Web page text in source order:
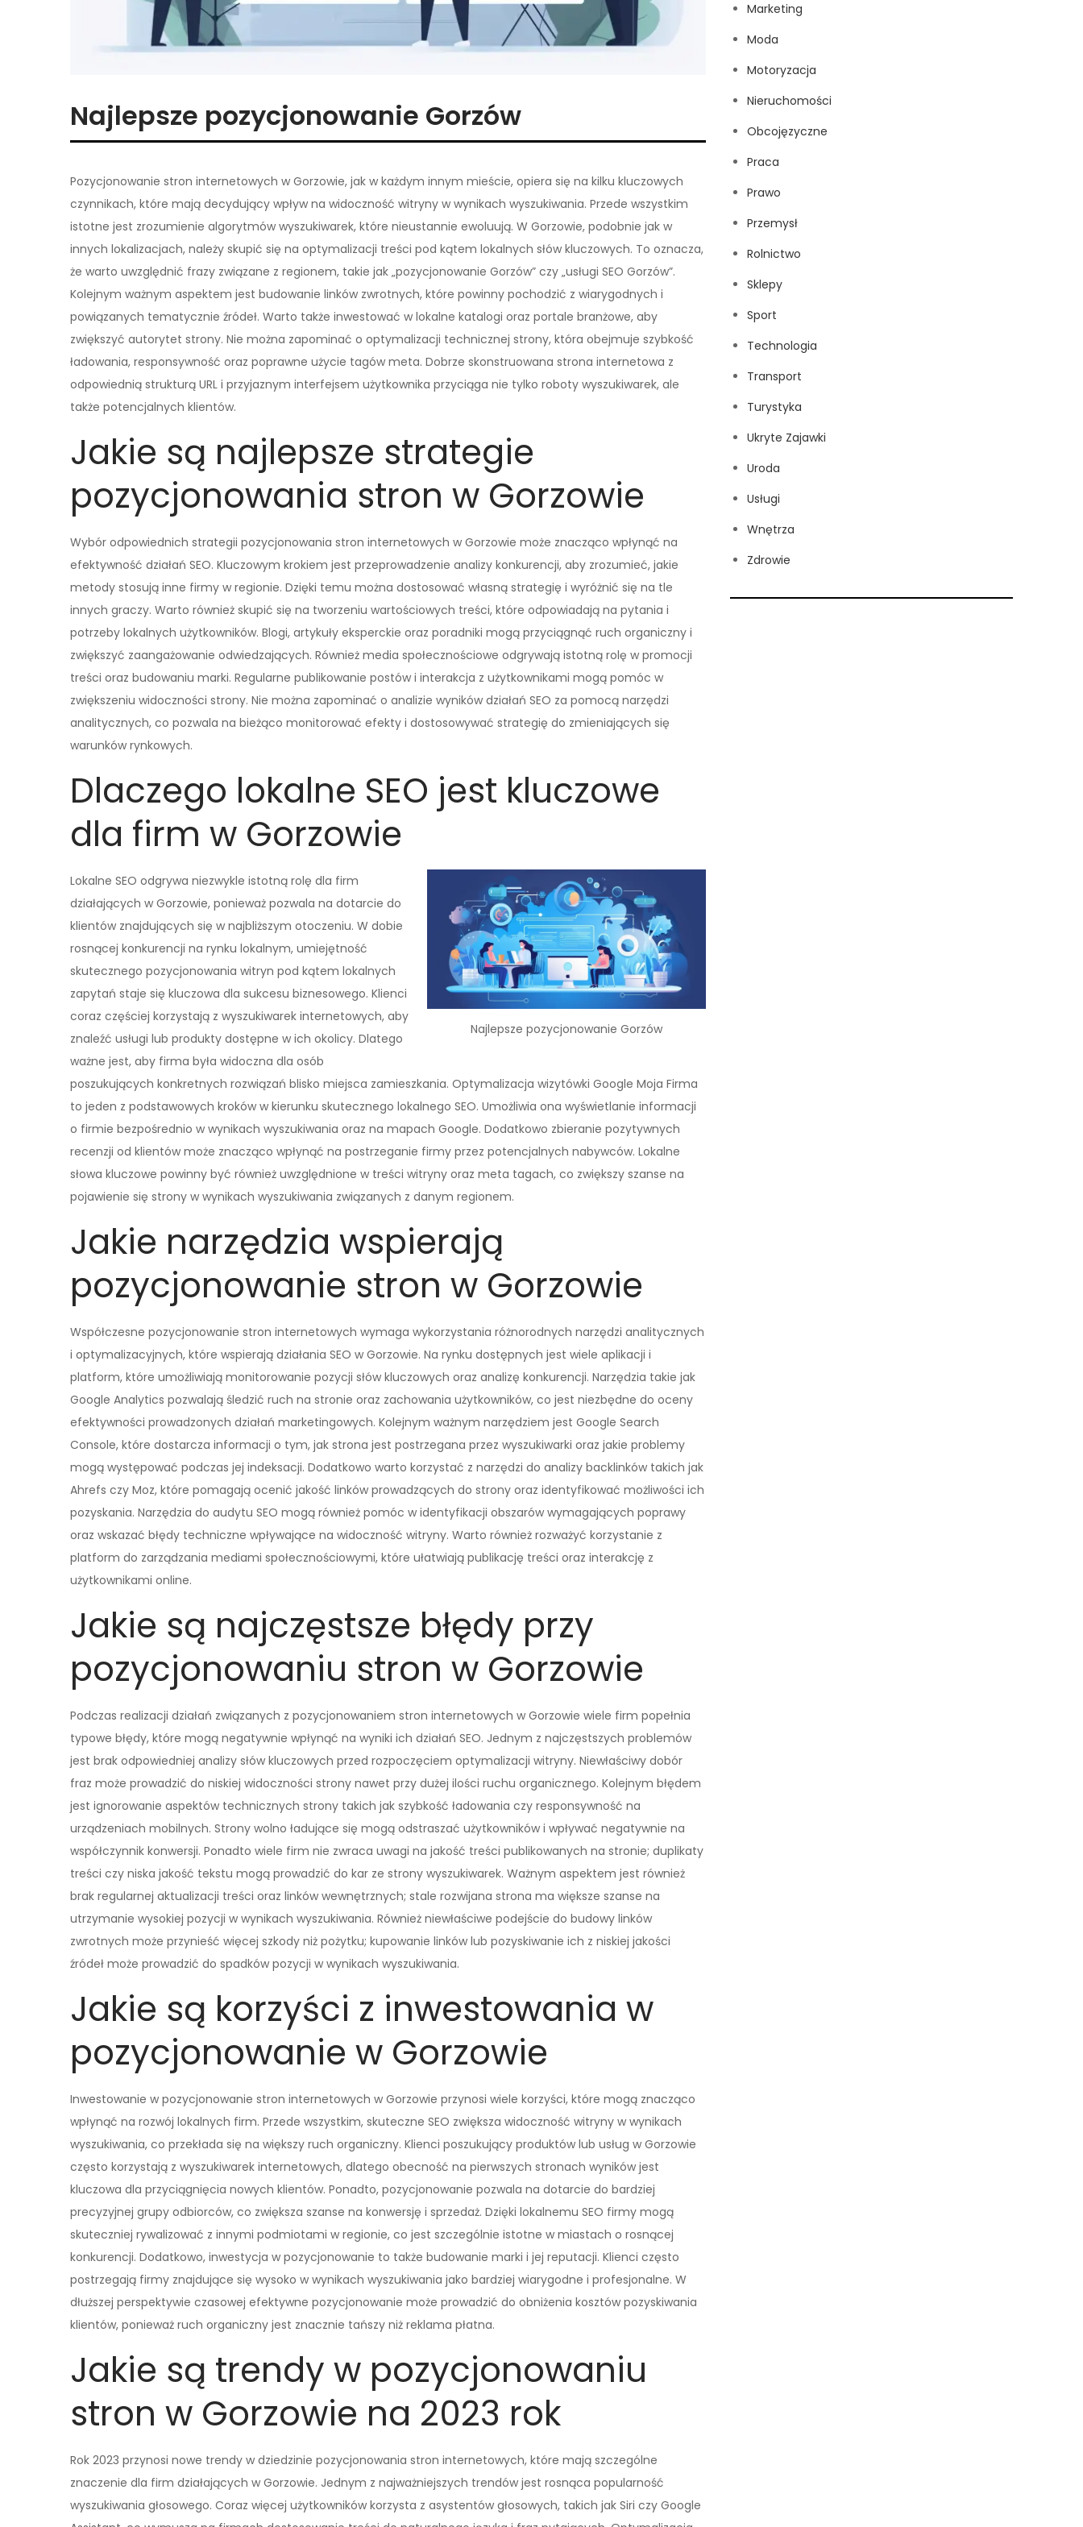
Najlepsze pozycjonowanie Gorzów
Pozycjonowanie stron internetowych w Gorzowie, jak w każdym innym mieście, opiera się na kilku kluczowych
czynnikach, które mają decydujący wpływ na widoczność witryny w wynikach wyszukiwania. Przede wszystkim
istotne jest zrozumienie algorytmów wyszukiwarek, które nieustannie ewoluują. W Gorzowie, podobnie jak w
innych lokalizacjach, należy skupić się na optymalizacji treści pod kątem lokalnych słów kluczowych. To oznacza,
że warto uwzględnić frazy związane z regionem, takie jak „pozycjonowanie Gorzów” czy „usługi SEO Gorzów”.
Kolejnym ważnym aspektem jest budowanie linków zwrotnych, które powinny pochodzić z wiarygodnych i
powiązanych tematycznie źródeł. Warto także inwestować w lokalne katalogi oraz portale branżowe, aby
zwiększyć autorytet strony. Nie można zapominać o optymalizacji technicznej strony, która obejmuje szybkość
ładowania, responsywność oraz poprawne użycie tagów meta. Dobrze skonstruowana strona internetowa z
odpowiednią strukturą URL i przyjaznym interfejsem użytkownika przyciąga nie tylko roboty wyszukiwarek, ale
także potencjalnych klientów.
Jakie są najlepsze strategie
pozycjonowania stron w Gorzowie
Wybór odpowiednich strategii pozycjonowania stron internetowych w Gorzowie może znacząco wpłynąć na
efektywność działań SEO. Kluczowym krokiem jest przeprowadzenie analizy konkurencji, aby zrozumieć, jakie
metody stosują inne firmy w regionie. Dzięki temu można dostosować własną strategię i wyróżnić się na tle
innych graczy. Warto również skupić się na tworzeniu wartościowych treści, które odpowiadają na pytania i
potrzeby lokalnych użytkowników. Blogi, artykuły eksperckie oraz poradniki mogą przyciągnąć ruch organiczny i
zwiększyć zaangażowanie odwiedzających. Również media społecznościowe odgrywają istotną rolę w promocji
treści oraz budowaniu marki. Regularne publikowanie postów i interakcja z użytkownikami mogą pomóc w
zwiększeniu widoczności strony. Nie można zapominać o analizie wyników działań SEO za pomocą narzędzi
analitycznych, co pozwala na bieżąco monitorować efekty i dostosowywać strategię do zmieniających się
warunków rynkowych.
Dlaczego lokalne SEO jest kluczowe
dla firm w Gorzowie
Najlepsze pozycjonowanie Gorzów
Lokalne SEO odgrywa niezwykle istotną rolę dla firm
działających w Gorzowie, ponieważ pozwala na dotarcie do
klientów znajdujących się w najbliższym otoczeniu. W dobie
rosnącej konkurencji na rynku lokalnym, umiejętność
skutecznego pozycjonowania witryn pod kątem lokalnych
zapytań staje się kluczowa dla sukcesu biznesowego. Klienci
coraz częściej korzystają z wyszukiwarek internetowych, aby
znaleźć usługi lub produkty dostępne w ich okolicy. Dlatego
ważne jest, aby firma była widoczna dla osób
poszukujących konkretnych rozwiązań blisko miejsca zamieszkania. Optymalizacja wizytówki Google Moja Firma
to jeden z podstawowych kroków w kierunku skutecznego lokalnego SEO. Umożliwia ona wyświetlanie informacji
o firmie bezpośrednio w wynikach wyszukiwania oraz na mapach Google. Dodatkowo zbieranie pozytywnych
recenzji od klientów może znacząco wpłynąć na postrzeganie firmy przez potencjalnych nabywców. Lokalne
słowa kluczowe powinny być również uwzględnione w treści witryny oraz meta tagach, co zwiększy szanse na
pojawienie się strony w wynikach wyszukiwania związanych z danym regionem.
Jakie narzędzia wspierają
pozycjonowanie stron w Gorzowie
Współczesne pozycjonowanie stron internetowych wymaga wykorzystania różnorodnych narzędzi analitycznych
i optymalizacyjnych, które wspierają działania SEO w Gorzowie. Na rynku dostępnych jest wiele aplikacji i
platform, które umożliwiają monitorowanie pozycji słów kluczowych oraz analizę konkurencji. Narzędzia takie jak
Google Analytics pozwalają śledzić ruch na stronie oraz zachowania użytkowników, co jest niezbędne do oceny
efektywności prowadzonych działań marketingowych. Kolejnym ważnym narzędziem jest Google Search
Console, które dostarcza informacji o tym, jak strona jest postrzegana przez wyszukiwarki oraz jakie problemy
mogą występować podczas jej indeksacji. Dodatkowo warto korzystać z narzędzi do analizy backlinków takich jak
Ahrefs czy Moz, które pomagają ocenić jakość linków prowadzących do strony oraz identyfikować możliwości ich
pozyskania. Narzędzia do audytu SEO mogą również pomóc w identyfikacji obszarów wymagających poprawy
oraz wskazać błędy techniczne wpływające na widoczność witryny. Warto również rozważyć korzystanie z
platform do zarządzania mediami społecznościowymi, które ułatwiają publikację treści oraz interakcję z
użytkownikami online.
Jakie są najczęstsze błędy przy
pozycjonowaniu stron w Gorzowie
Podczas realizacji działań związanych z pozycjonowaniem stron internetowych w Gorzowie wiele firm popełnia
typowe błędy, które mogą negatywnie wpłynąć na wyniki ich działań SEO. Jednym z najczęstszych problemów
jest brak odpowiedniej analizy słów kluczowych przed rozpoczęciem optymalizacji witryny. Niewłaściwy dobór
fraz może prowadzić do niskiej widoczności strony nawet przy dużej ilości ruchu organicznego. Kolejnym błędem
jest ignorowanie aspektów technicznych strony takich jak szybkość ładowania czy responsywność na
urządzeniach mobilnych. Strony wolno ładujące się mogą odstraszać użytkowników i wpływać negatywnie na
współczynnik konwersji. Ponadto wiele firm nie zwraca uwagi na jakość treści publikowanych na stronie; duplikaty
treści czy niska jakość tekstu mogą prowadzić do kar ze strony wyszukiwarek. Ważnym aspektem jest również
brak regularnej aktualizacji treści oraz linków wewnętrznych; stale rozwijana strona ma większe szanse na
utrzymanie wysokiej pozycji w wynikach wyszukiwania. Również niewłaściwe podejście do budowy linków
zwrotnych może przynieść więcej szkody niż pożytku; kupowanie linków lub pozyskiwanie ich z niskiej jakości
źródeł może prowadzić do spadków pozycji w wynikach wyszukiwania.
Jakie są korzyści z inwestowania w
pozycjonowanie w Gorzowie
Inwestowanie w pozycjonowanie stron internetowych w Gorzowie przynosi wiele korzyści, które mogą znacząco
wpłynąć na rozwój lokalnych firm. Przede wszystkim, skuteczne SEO zwiększa widoczność witryny w wynikach
wyszukiwania, co przekłada się na większy ruch organiczny. Klienci poszukujący produktów lub usług w Gorzowie
często korzystają z wyszukiwarek internetowych, dlatego obecność na pierwszych stronach wyników jest
kluczowa dla przyciągnięcia nowych klientów. Ponadto, pozycjonowanie pozwala na dotarcie do bardziej
precyzyjnej grupy odbiorców, co zwiększa szanse na konwersję i sprzedaż. Dzięki lokalnemu SEO firmy mogą
skuteczniej rywalizować z innymi podmiotami w regionie, co jest szczególnie istotne w miastach o rosnącej
konkurencji. Dodatkowo, inwestycja w pozycjonowanie to także budowanie marki i jej reputacji. Klienci często
postrzegają firmy znajdujące się wysoko w wynikach wyszukiwania jako bardziej wiarygodne i profesjonalne. W
dłuższej perspektywie czasowej efektywne pozycjonowanie może prowadzić do obniżenia kosztów pozyskiwania
klientów, ponieważ ruch organiczny jest znacznie tańszy niż reklama płatna.
Jakie są trendy w pozycjonowaniu
stron w Gorzowie na 2023 rok
Rok 2023 przynosi nowe trendy w dziedzinie pozycjonowania stron internetowych, które mają szczególne
znaczenie dla firm działających w Gorzowie. Jednym z najważniejszych trendów jest rosnąca popularność
wyszukiwania głosowego. Coraz więcej użytkowników korzysta z asystentów głosowych, takich jak Siri czy Google
Marketing
Moda
Motoryzacja
Nieruchomości
Obcojęzyczne
Praca
Prawo
Przemysł
Rolnictwo
Sklepy
Sport
Technologia
Transport
Turystyka
Ukryte Zajawki
Uroda
Usługi
Wnętrza
Zdrowie